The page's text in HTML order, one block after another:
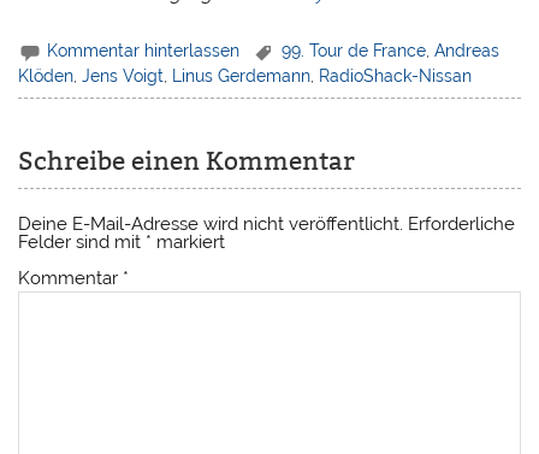
Kommentar hinterlassen 99. Tour de France ,Andreas
Klöden,Jens Voigt, Linus Gerdemann, RadioShack-Nissan
Schreibe einen Kommentar
Deine E-Mail-Adresse wird nicht veröffentlicht. Erforderliche
Felder sind mit * markiert
Kommentar *